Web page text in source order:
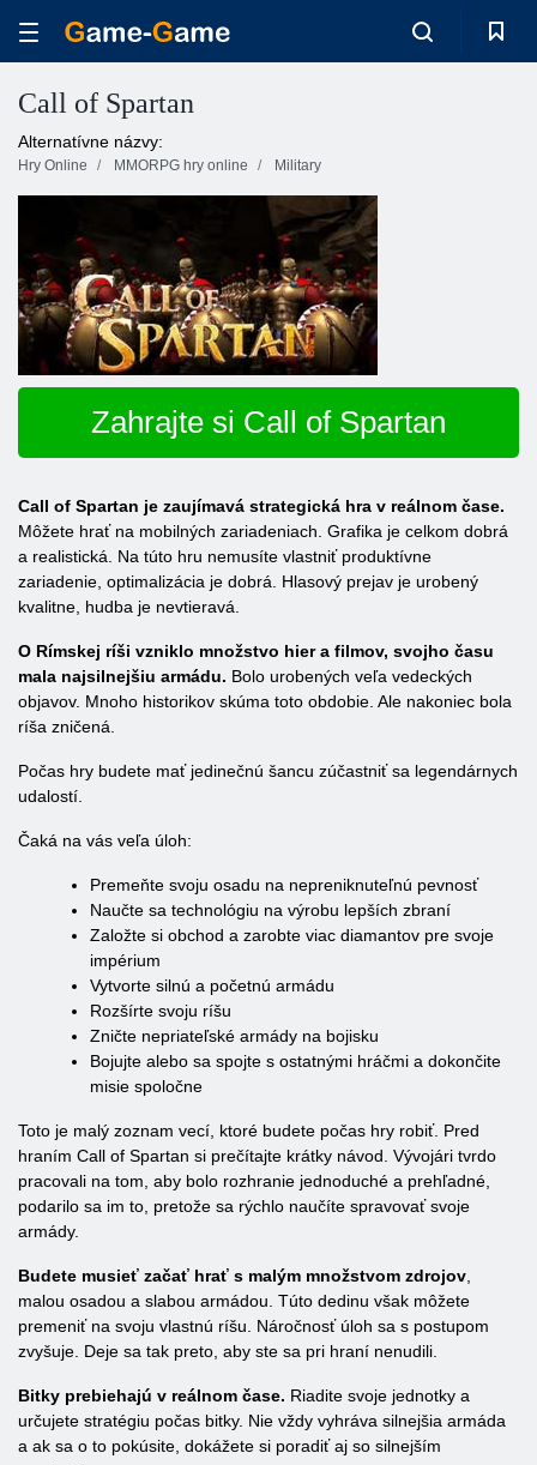
Call of Spartan
Alternatívne názvy:
Hry Online MMORPG hry online Military
Zahrajte si Call of Spartan
Call of Spartan je zaujímavá strategická hra v reálnom čase.
Môžete hrať na mobilných zariadeniach. Grafika je celkom dobrá
a realistická. Na túto hru nemusíte vlastniť produktívne
zariadenie, optimalizácia je dobrá. Hlasový prejav je urobený
kvalitne, hudba je nevtieravá.
O Rímskej ríši vzniklo množstvo hier a filmov, svojho času
mala najsilnejšiu armádu. Bolo urobených veľa vedeckých
objavov. Mnoho historikov skúma toto obdobie. Ale nakoniec bola
ríša zničená.
Počas hry budete mať jedinečnú šancu zúčastniť sa legendárnych
udalostí.
Čaká na vás veľa úloh:
Premeňte svoju osadu na nepreniknuteľnú pevnosť
Naučte sa technológiu na výrobu lepších zbraní
Založte si obchod a zarobte viac diamantov pre svoje
impérium
Vytvorte silnú a početnú armádu
Rozšírte svoju ríšu
Zničte nepriateľské armády na bojisku
Bojujte alebo sa spojte s ostatnými hráčmi a dokončite
misie spoločne
Toto je malý zoznam vecí, ktoré budete počas hry robiť. Pred
hraním Call of Spartan si prečítajte krátky návod. Vývojári tvrdo
pracovali na tom, aby bolo rozhranie jednoduché a prehľadné,
podarilo sa im to, pretože sa rýchlo naučíte spravovať svoje
armády.
Budete musieť začať hrať s malým množstvom zdrojov
malou osadou a slabou armádou. Túto dedinu však môžete
premeniť na svoju vlastnú ríšu. Náročnosť úloh sa s postupom
zvyšuje. Deje sa tak preto, aby ste sa pri hraní nenudili.
Bitky prebiehajú v reálnom čase. Riadite svoje jednotky a
určujete stratégiu počas bitky. Nie vždy vyhráva silnejšia armáda
a ak sa o to pokúsite, dokážete si poradiť aj so silnejším